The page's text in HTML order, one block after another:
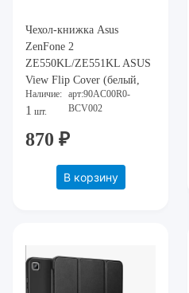
Чехол-книжка Asus
ZenFone 2
ZE550KL/ZE551KL ASUS
View Flip Cover (белый,
полиуретан/поликарбонат,
Защищает ваш смартфон
от ударов, царапин и
потертост
Наличие:
1 шт.
арт:90AC00R0-
BCV002
870 ₽
В корзину